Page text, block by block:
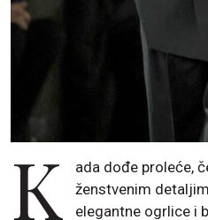
K
ada dođe proleće,
ženstvenim
elegantne ogrlice i